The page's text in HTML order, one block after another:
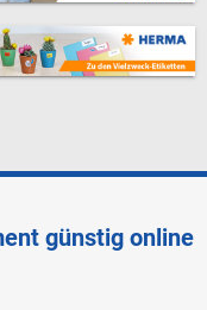
günstig online